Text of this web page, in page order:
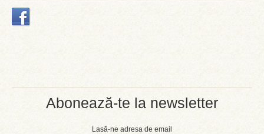
Abonează-te la newsletter
Lasă-ne adresa de email